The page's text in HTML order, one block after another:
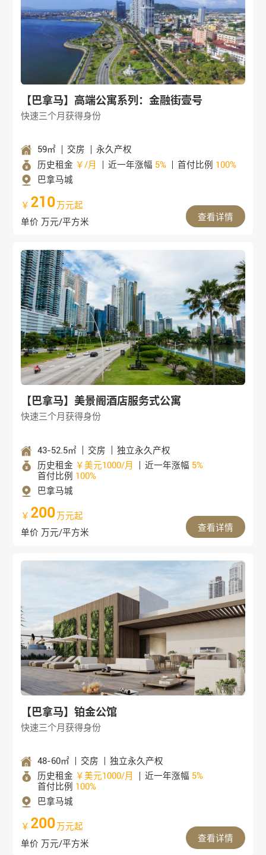
【巴拿马】高端公寓系列：金融街壹号
快速三个月获得身份
59㎡ 交房
永久产权
历史租金 ￥/月 近一年涨幅 5% 首付比例 100%
巴拿马城
￥ 210万元起
单价 万元/平方米
查看详情
【巴拿马】美景阁酒店服务式公寓
快速三个月获得身份
43-52.5㎡ 交房
独立永久产权
历史租金 ￥美元1000/月 近一年涨幅 5%
首付比例 100%
巴拿马城
￥ 200万元起
单价 万元/平方米
查看详情
【巴拿马】铂金公馆
快速三个月获得身份
48-60㎡ 交房
独立永久产权
历史租金 ￥美元1000/月 近一年涨幅 5%
首付比例 100%
巴拿马城
￥ 200 万元起
单价 万元/平方米
查看详情